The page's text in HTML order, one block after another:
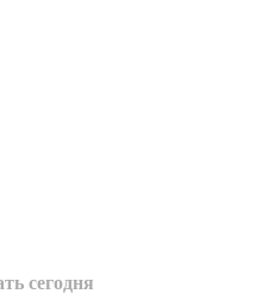
сегодня